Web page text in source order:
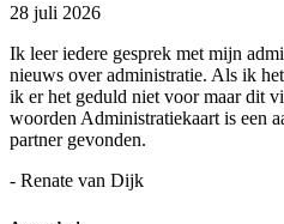
28 juli 2026
Ik leer iedere gesprek met mijn
nieuws over administratie. Als ik
ik er het geduld niet voor maar dit
woorden Administratiekaart is een
partner gevonden.
- Renate van Dijk